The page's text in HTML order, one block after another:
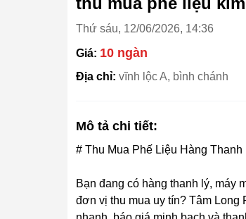
Thứ sáu, 12/06/2026, 14:36
Giá: 10 ngàn
Địa chỉ: vĩnh lộc A, bình chánh
Mô tả chi tiết:
# Thu Mua Phế Liệu Hàng
Bạn đang có hàng thanh lý, máy
đơn vị thu mua uy tín? Tâm Long